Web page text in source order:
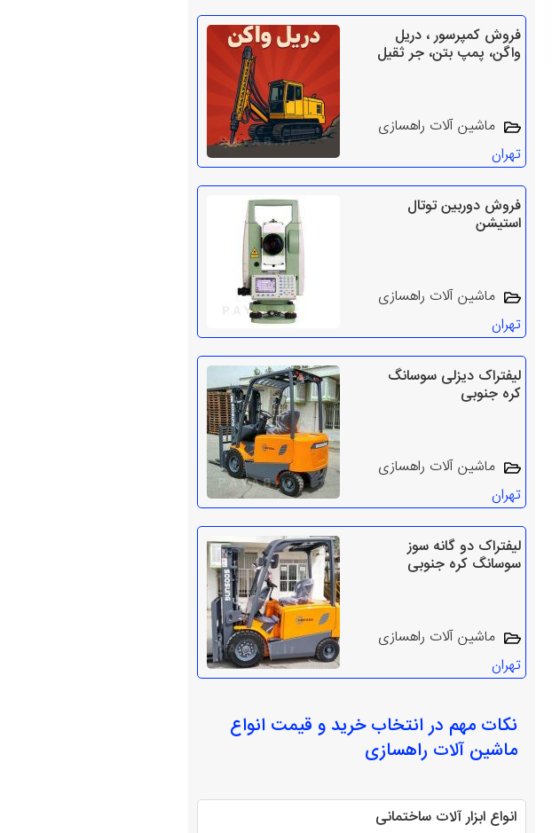
فروش کمپرسور ، دریل
واگن، پمپ بتن، جر ثقیل
ماشین آلات راهسازی
تهران
فروش دوربین توتال
استیشن
ماشین آلات راهسازی
تهران
لیفتراک دیزلی سوسانگ
کره جنوبی
ماشین آلات راهسازی
تهران
لیفتراک دو گانه سوز
سوسانگ کره جنوبی
ماشین آلات راهسازی
تهران
نکات مهم در انتخابخرید و قیمت انواع
ماشین آلات راهسازی
انواع ابزار آلات ساختمانی